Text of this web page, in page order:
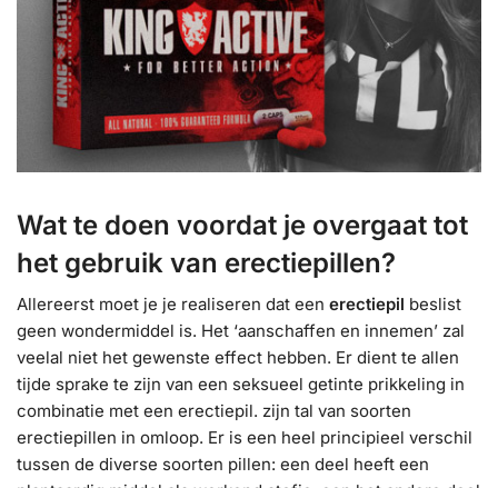
Wat te doen voordat je overgaat tot
het gebruik van erectiepillen?
Allereerst moet je je realiseren dat een erectiepil beslist
geen wondermiddel is. Het ‘aanschaffen en innemen’ zal
veelal niet het gewenste effect hebben. Er dient te allen
tijde sprake te zijn van een seksueel getinte prikkeling in
combinatie met een erectiepil. zijn tal van soorten
erectiepillen in omloop. Er is een heel principieel verschil
tussen de diverse soorten pillen: een deel heeft een